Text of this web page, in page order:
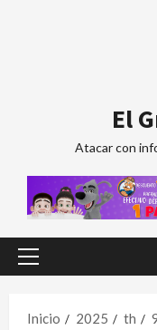
El
Atacar con
Menú
Inicio
2025 th